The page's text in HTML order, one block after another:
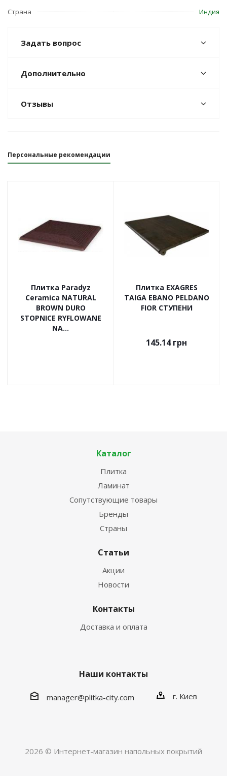
Страна
Индия
Задать вопрос
Дополнительно
Отзывы
Персональные рекомендации
Плитка Paradyz
Ceramica NATURAL
BROWN DURO
STOPNICE RYFLOWANE
NA...
Плитка EXAGRES
TAIGA EBANO PELDANO
FIOR СТУПЕНИ
145.14грн
Каталог
Плитка
Ламинат
Сопутствующие товары
Бренды
Страны
Статьи
Акции
Новости
Контакты
Доставка и оплата
Наши контакты
manager@plitka-city.com г. Киев
2026 © Интернет-магазин напольных покрытий